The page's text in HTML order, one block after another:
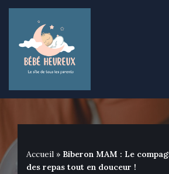
contenu
Accueil » Biberon MAM : Le
des repas tout en douceur !